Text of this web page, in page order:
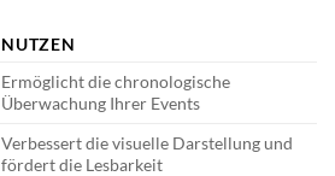
NUTZEN
Ermöglicht die chronologische
Überwachung Ihrer Events
Verbessert die visuelle Darstellung und
fördert die Lesbarkeit